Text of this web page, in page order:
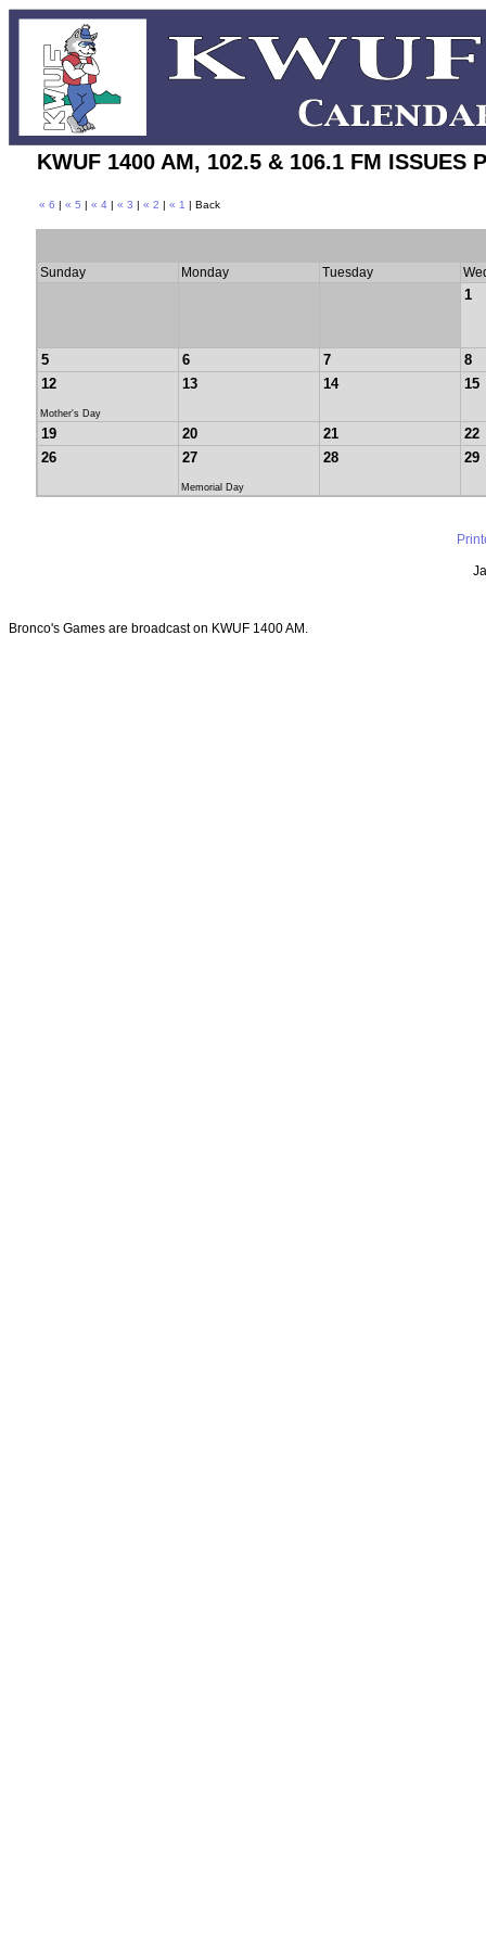
KWUF 1400 AM, 102.5 & 106.1 FM ISSUES
« 6 | « 5 | « 4| « 3 | « 2 | « 1 | Back
Sunday Monday Tuesday
1
5 6 7
8
12
Mother's Day
13 14 15
19 20 21
22
26
27
Memorial Day
28 29
Bronco's Games are broadcast on KWUF 1400 AM.